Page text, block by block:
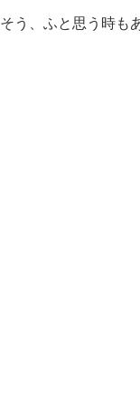
そう、ふと思う時も